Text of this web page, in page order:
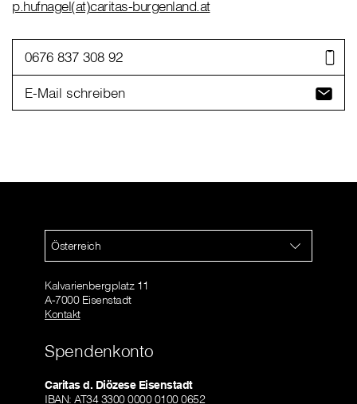
p.hufnagel(at)caritas-burgenland.at
0676 837 308 92
E-Mail schreiben
Österreich
Kalvarienbergplatz 11
A-7000 Eisenstadt
Kontakt
Spendenkonto
Caritas d. Diözese Eisenstadt
IBAN: AT34 3300 0000 0100 0652